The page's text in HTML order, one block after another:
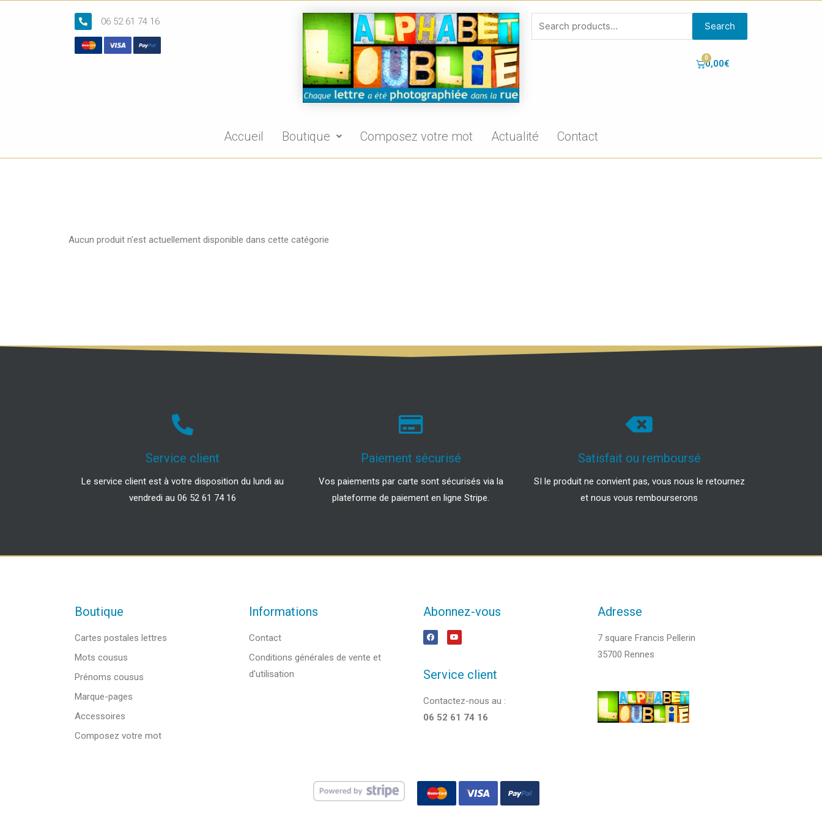
06 52 61 74 16 Search
0,00€
Accueil Boutique Composez votre mot Actualité Contact
Aucun produit n'est actuellement disponible dans cette catégorie
Service client
Le service client est à votre disposition du lundi au
vendredi au 06 52 61 74 16
Paiement sécurisé
Vos paiements par carte sont sécurisés via la
plateforme de paiement en ligne Stripe.
Satisfait ou remboursé
SI le produit ne convient pas, vous nous le retournez
et nous vous rembourserons
Boutique
Cartes postales lettres
Mots cousus
Prénoms cousus
Marque-pages
Accessoires
Composez votre mot
Informations
Contact
Conditions générales de vente et
d'utilisation
Abonnez-vous
Service client
Contactez-nous au :
06 52 61 74 16
Adresse
7 square Francis Pellerin
35700 Rennes